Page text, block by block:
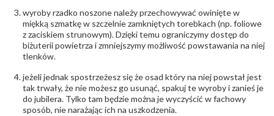
ostrzeżenia:
zawierają nikiel
wyroby rzadko noszone należy przechowywać owinięte w
miękką szmatkę w szczelnie zamkniętych torebkach (np. foliowe
z zaciskiem strunowym). Dzięki temu ograniczymy dostęp do
biżuterii powietrza i zmniejszymy możliwość powstawania na niej
tlenków.
jeżeli jednak spostrzeżesz się że osad który na niej powstał jest
tak trwały, że nie możesz go usunąć, spakuj te wyroby i zanieś je
do jubilera. Tylko tam będzie można je wyczyścić w fachowy
sposób, nie narażając ich na uszkodzenia.